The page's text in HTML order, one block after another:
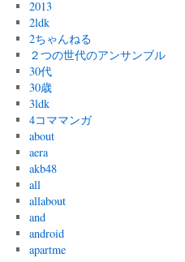
2013
2ldk
2ちゃんねる
２つの世代のアンサンブル
30代
30歳
3ldk
4コママンガ
about
aera
akb48
all
allabout
and
android
apartme